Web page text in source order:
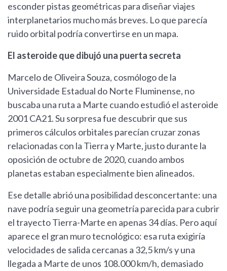
esconder pistas geométricas para diseñar viajes
interplanetarios mucho más breves. Lo que parecía
ruido orbital podría convertirse en un mapa.
El asteroide que dibujó una puerta secreta
Marcelo de Oliveira Souza, cosmólogo de la
Universidade Estadual do Norte Fluminense, no
buscaba una ruta a Marte cuando estudió el asteroide
2001 CA21. Su sorpresa fue descubrir que sus
primeros cálculos orbitales parecían cruzar zonas
relacionadas con la Tierra y Marte, justo durante la
oposición de octubre de 2020, cuando ambos
planetas estaban especialmente bien alineados.
Ese detalle abrió una posibilidad desconcertante: una
nave podría seguir una geometría parecida para cubrir
el trayecto Tierra-Marte en apenas 34 días. Pero aquí
aparece el gran muro tecnológico: esa ruta exigiría
velocidades de salida cercanas a 32,5 km/s y una
llegada a Marte de unos 108.000 km/h, demasiado